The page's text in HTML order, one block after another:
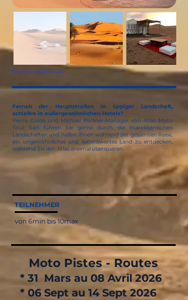
Fotos: Mathias Deshusses
Fernab der Hauptstraßen in üppiger Landschaft,
schlafen in außergewöhnlichen Hotels?
Pierre Guide und Michael Partner-Manager von Atlas Moto
Tour Sarl führen Sie gerne durch die marokkanischen
Landschaften und helfen Ihnen während der gesamten Reise,
ein ungewöhnliches und liebenswertes Land zu entdecken,
während Sie den Atlas dreimal überqueren.
TEILNEHMER
von 6min bis 10max
Moto Pistes - Routes
* 31 Mars au 08 Avril 2026
* 06 Sept au 14 Sept 2026